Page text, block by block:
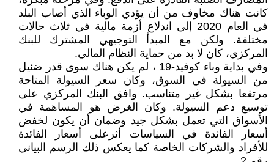
كانت هناك مخاوف من أن يؤدي الوباء الذي أصاب البلد
في العام 2020 إلى اندلاع أزمة مالية في ثلاث حالات
مختلفة. ولكن مع المبدأ التوجيهي المشترك للبنك
المركزي، كان لا بد من حماية النظام المالي.
وفي بداية وباء كوفيد-19 ، لم يكن هناك سوى قدر ضئيل
من السيولة في السوق، وكان سعر السيولة المتاحة
مرتفعا بشكل غير متناسب. وافق البنك المركزي على
توسيع دعم السيولة. وكان الغرض هو المساهمة في
الأسواق التي تعمل بشكل جيد وضمان أن يكون لخفض
أسعار الفائدة في السياسات أثرعلى أسعار الفائدة
للأفراد والشركات الخاصة كما يعكس ذلك الرسم البياني